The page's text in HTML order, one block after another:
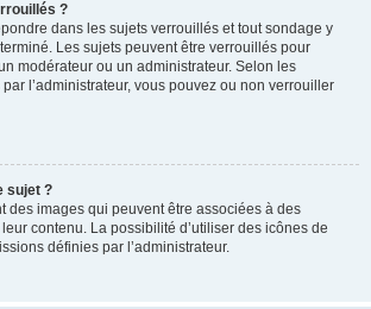
?
dans les sujets verrouillés et tout sondage y
Les sujets peuvent être verrouillés pour
modérateur ou un administrateur. Selon les
l’administrateur, vous pouvez ou non verrouiller
sujet ?
des images qui peuvent être associées à des
contenu. La possibilité d’utiliser des icônes de
définies par l’administrateur.